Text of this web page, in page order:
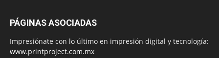
PÁGINAS ASOCIADAS
Impresiónate con lo último en impresión digital y tecnología:
www.printproject.com.mx